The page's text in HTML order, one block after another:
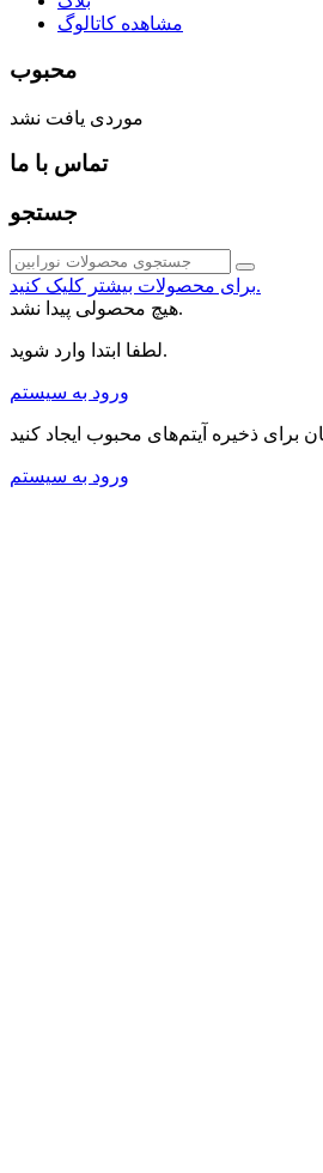
مشاهده کاتالوگ
محبوب
موردی یافت نشد
تماس با ما
جستجو
برای محصولات بیشتر کلیک کنید.
هیچ محصولی پیدا نشد.
لطفا ابتدا وارد شوید.
ورود به سیستم
ورود به سیستم